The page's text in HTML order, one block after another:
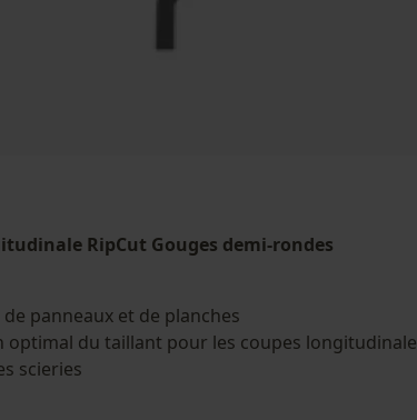
RipCut Gouges demi-rondes
de panneaux et de planches
optimal du taillant pour les coupes longitudinale
scieries